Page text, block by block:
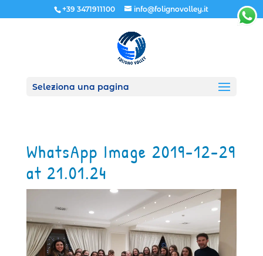
+39 3471911100 info@folignovolley.it
Seleziona una pagina
WhatsApp Image 2019-12-29
at 21.01.24